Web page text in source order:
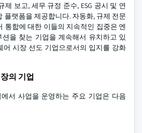
제 보고, 세무 규정 준수, ESG 공시 및 연
플랫폼을 제공합니다. 자동화, 규제 전문
통합에 대한 이들의 지속적인 집중은 엔
을 찾는 기업을 계속해서 유치하고 있
어 시장 선도 기업으로서의 입지를 강화
의 기업
서 사업을 운영하는 주요 기업은 다음